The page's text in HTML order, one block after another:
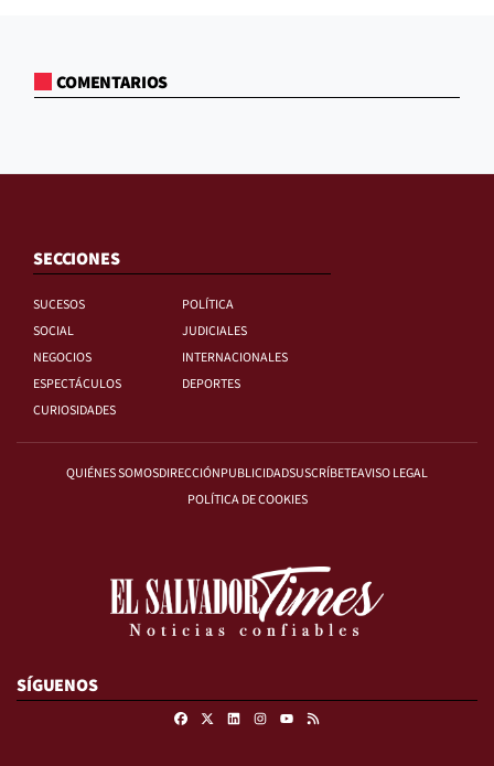
COMENTARIOS
SECCIONES
SUCESOS
POLÍTICA
SOCIAL
JUDICIALES
NEGOCIOS
INTERNACIONALES
ESPECTÁCULOS
DEPORTES
CURIOSIDADES
QUIÉNES SOMOSDIRECCIÓNPUBLICIDADSUSCRÍBETEAVISO LEGAL
POLÍTICA DE COOKIES
SÍGUENOS
FacebookLinkedinInstagram